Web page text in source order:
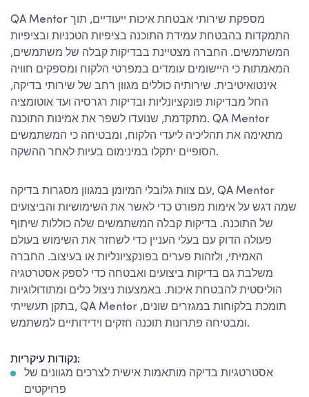
QA Mentor מספקת שירותי אבטחת איכות ייעודיים, תוך
התמקדות בהבטחת עמידת התוכנה בציפיות הטכניות ובציפיות
המשתמשים. החברה מצטיינת בבדיקות קבלה של משתמשים,
המאמתות כי היישומים עומדים במפרטי הלקוח ומספקים חוויה
אינטואיטיבית. שירותיה כוללים מגוון רחב של שירותי בדיקה,
החל מבדיקות פונקציונליות ובדיקות רגרסיה ועד אוטומציה
מתקדמת, שנועדו לשפר את אמינות התוכנה. QA Mentor
מתאימה את תהליכיה ליעדי הלקוח, ומבטיחה כי המשתמשים
הסופיים יתקלו במינימום בעיות לאחר ההשקה.
עם צוות גלובלי המיומן במגוון מסגרות בדיקה, QA Mentor
שמה דגש על אימות מפורט כדי לאשר את השימושיות והביצועים
של התוכנה. בדיקות קבלה המשתמשים שלה כוללות שיתוף
פעולה הדוק עם בעלי העניין כדי לשחזר את השימוש בעולם
האמיתי, ולזהות פערים בפונקציונליות או בעיצוב. החברה
משלבת גם בדיקות ביצועים ואבטחה כדי לספק אסטרטגיה
הוליסטית להבטחת איכות. באמצעות ניצול כלים ומתודולוגיות
בתקן תעשייתי, QA Mentor תומכת בלקוחות במגזרים שונים,
ומבטיחה פתרונות תוכנה חזקים וידידותיים למשתמש.
נקודות עיקריות:
אסטרטגיות בדיקה מותאמות אישית לצרכים מגוונים של
פרויקטים